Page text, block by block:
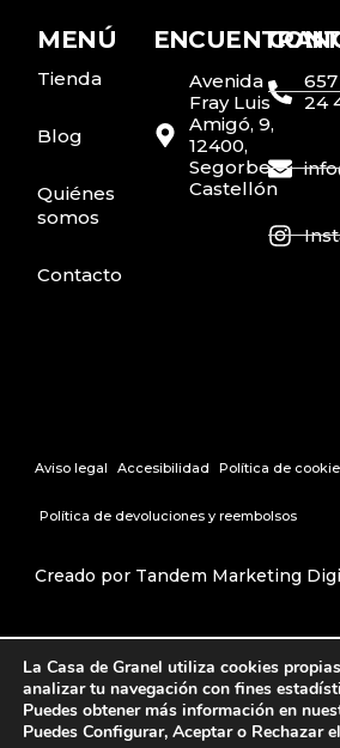
MENÚ
Tienda
Blog
Quiénes
somos
Contacto
Avenida
Fray Luis
Amigó, 9,
12400,
Segorbe,
Castellón
657
24
Aviso legal Accesibilidad Política de
Política de devoluciones y reembolsos
Creado por Tandem Marketing
La Casa de Granel utiliza cookies
analizar tu navegación con fines
Puedes obtener más información en
Puedes Configurar, Aceptar o Rechazar